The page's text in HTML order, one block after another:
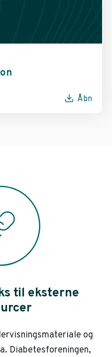
Åbn
til eksterne
og
Diabetesforeningen,